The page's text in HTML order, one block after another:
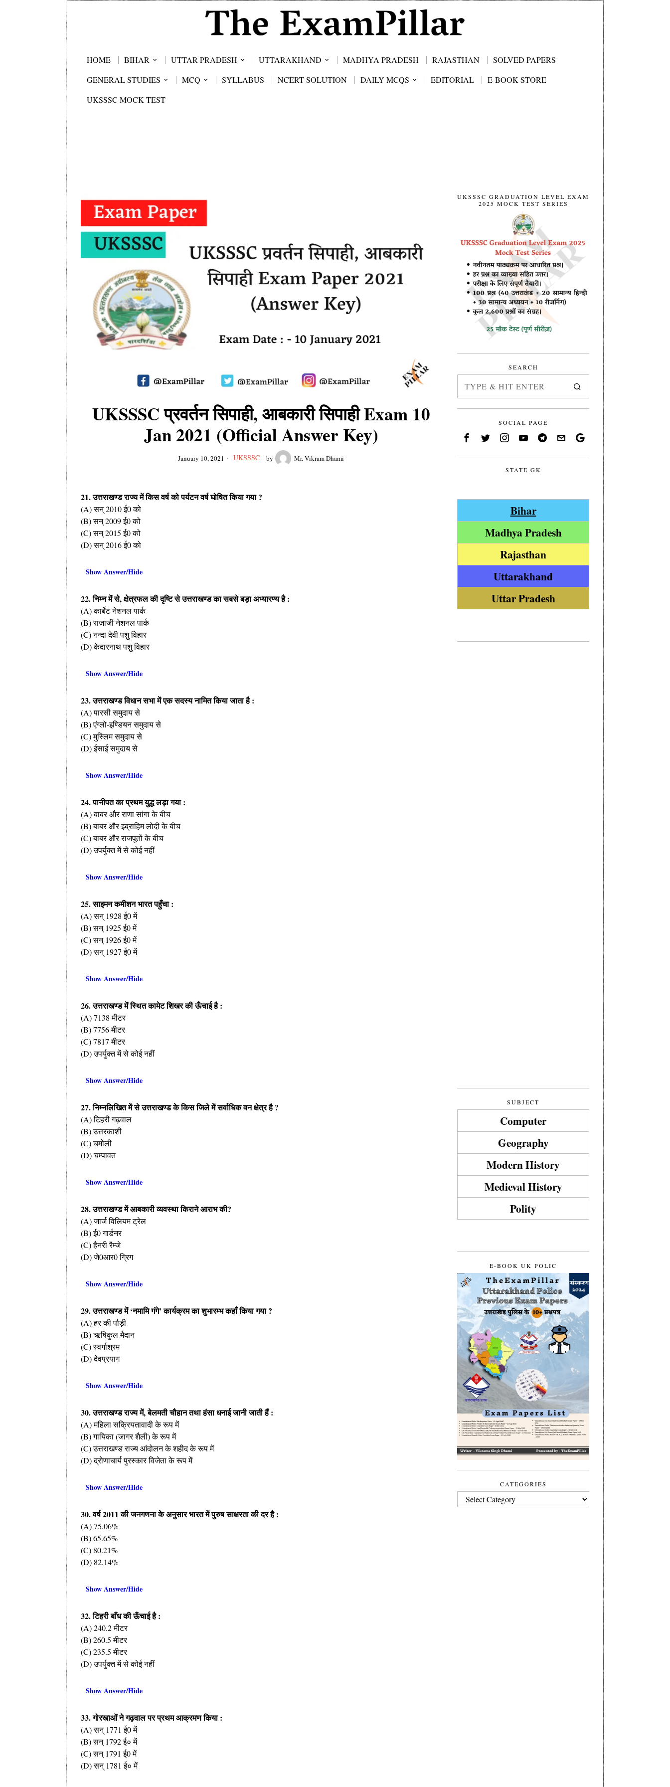
HOME BIHAR UTTAR PRADESH UTTARAKHAND MADHYA PRADESH RAJASTHAN
SOLVED PAPERS
GENERAL STUDIES
MCQ SYLLABUS NCERT SOLUTION DAILY MCQS EDITORIAL
E-BOOK STORE
UKSSSC MOCK TEST
UKSSSC प्रवर्तन सिपाही, आबकारी सिपाही Exam 10
Jan 2021 (Official Answer Key)
January 10, 2021 UKSSSC by Mr. Vikram Dhami
21. उत्तराखण्ड राज्य में किस वर्ष को पर्यटन वर्ष घोषित किया गया ?
(A) सन् 2010 ई0 को
(B) सन् 2009 ई0 को
(C) सन् 2015 ई0 को
(D) सन् 2016 ई0 को
Show Answer/Hide
22. निम्न में से, क्षेत्रफल की दृष्टि से उत्तराखण्ड का सबसे बड़ा अभ्यारण्य है :
(A) कार्बेट नेशनल पार्क
(B) राजाजी नेशनल पार्क
(C) नन्दा देवी पशु विहार
(D) केदारनाथ पशु विहार
Show Answer/Hide
23. उत्तराखण्ड विधान सभा में एक सदस्य नामित किया जाता है :
(A) पारसी समुदाय से
(B) एंग्लो-इण्डियन समुदाय से
(C) मुस्लिम समुदाय से
(D) ईसाई समुदाय से
Show Answer/Hide
24. पानीपत का प्रथम युद्ध लड़ा गया :
(A) बाबर और राणा सांगा के बीच
(B) बाबर और इब्राहिम लोदी के बीच
(C) बाबर और राजपूतों के बीच
(D) उपर्युक्त में से कोई नहीं
Show Answer/Hide
25. साइमन कमीशन भारत पहुँचा :
(A) सन् 1928 ई0 में
(B) सन् 1925 ई0 में
(C) सन् 1926 ई0 में
(D) सन् 1927 ई0 में
Show Answer/Hide
26. उत्तराखण्ड में स्थित कामेट शिखर की ऊँचाई है :
(A) 7138 मीटर
(B) 7756 मीटर
(C) 7817 मीटर
(D) उपर्युक्त में से कोई नहीं
Show Answer/Hide
27. निम्नलिखित में से उत्तराखण्ड के किस जिले में सर्वाधिक वन क्षेत्र है ?
(A) टिहरी गढ़वाल
(B) उत्तरकाशी
(C) चमोली
(D) चम्पावत
Show Answer/Hide
28. उत्तराखण्ड में आबकारी व्यवस्था किराने आराभ की?
(A) जार्ज विलियम ट्रेल
(B) ई0 गार्डनर
(C) हैनरी रैम्जे
(D) जे0आर0 ग्रिग
Show Answer/Hide
29. उत्तराखण्ड में ‘नमामि गंगे’ कार्यक्रम का शुभारम्भ कहाँ किया गया ?
(A) हर की पौड़ी
(B) ऋषिकुल मैदान
(C) स्वर्गाश्रम
(D) देवप्रयाग
Show Answer/Hide
30. उत्तराखण्ड राज्य में, बेलमती चौहान तथा हंसा धनाई जानी जाती हैं :
(A) महिला सक्रियतावादी के रूप में
(B) गायिका (जागर शैली) के रूप में
(C) उत्तराखण्ड राज्य आंदोलन के शहीद के रूप में
(D) द्रोणाचार्य पुरस्कार विजेता के रूप में
Show Answer/Hide
30. वर्ष 2011 की जनगणना के अनुसार भारत में पुरुष साक्षरता की दर है :
(A) 75.06%
(B) 65.65%
(C) 80.21%
(D) 82.14%
Show Answer/Hide
32. टिहरी बाँध की ऊँचाई है :
(A) 240.2 मीटर
(B) 260.5 मीटर
(C) 235.5 मीटर
(D) उपर्युक्त में से कोई नहीं
Show Answer/Hide
33. गोरखाओं ने गढ़वाल पर प्रथम आक्रमण किया :
(A) सन् 1771 ई0 में
(B) सन् 1792 ई० में
(C) सन् 1791 ई0 में
(D) सन् 1781 ई० में
UKSSSC GRADUATION LEVEL EXAM
2025 MOCK TEST SERIES
SEARCH
SOCIAL PAGE
STATE GK
Bihar
Madhya Pradesh
Rajasthan
Uttarakhand
Uttar Pradesh
SUBJECT
Computer
Geography
Modern History
Medieval History
Polity
E-BOOK UK POLIC
CATEGORIES
CATEGORIES